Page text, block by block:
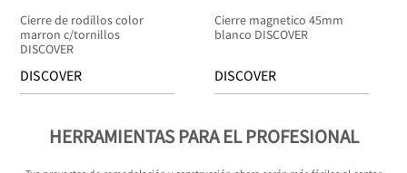
Cierre de rodillos color
marron c/tornillos
DISCOVER
DISCOVER
Cierre magnetico 45mm
blanco DISCOVER
DISCOVER
HERRAMIENTAS PARA EL PROFESIONAL